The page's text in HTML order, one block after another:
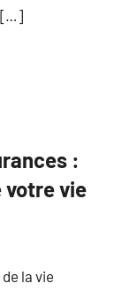
[…]
:
votre vie
la vie